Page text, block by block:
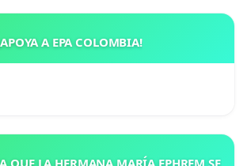
A EPA COLOMBIA!
QUE LA HERMANA MARÍA EPHREM SE